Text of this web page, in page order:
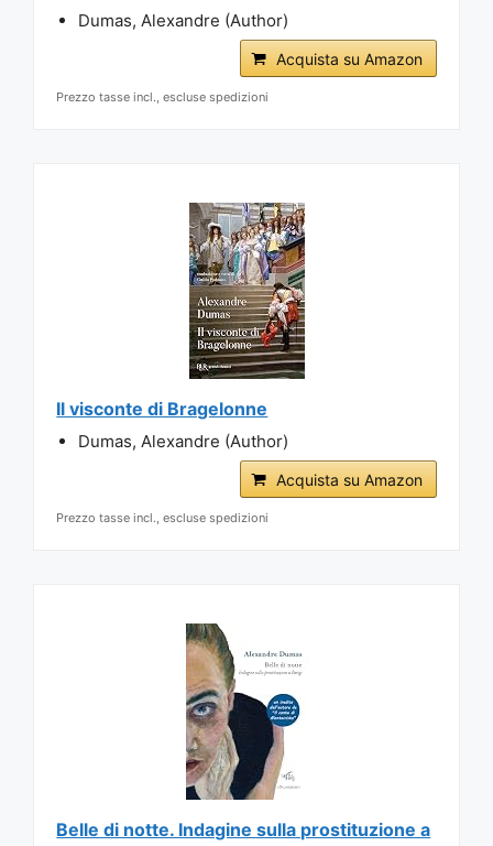
Dumas, Alexandre (Author)
Acquista su Amazon
Prezzo tasse incl., escluse spedizioni
Il visconte di Bragelonne
Dumas, Alexandre (Author)
Acquista su Amazon
Prezzo tasse incl., escluse spedizioni
Belle di notte. Indagine sulla prostituzione a